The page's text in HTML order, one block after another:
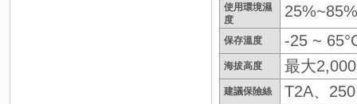
使用環境濕
度
25%~85%
保存溫度 -25 ~
海拔高度 最大
建議保險絲 T2A、